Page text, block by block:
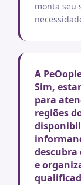
monta seu
A
Sim,
para
regiões
descubra
e